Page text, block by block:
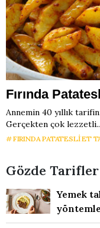
Fırında
Annemin 40 yıllık
Gerçekten çok
FIRINDA PATATESLI ET
Gözde Tarifler
Yemek